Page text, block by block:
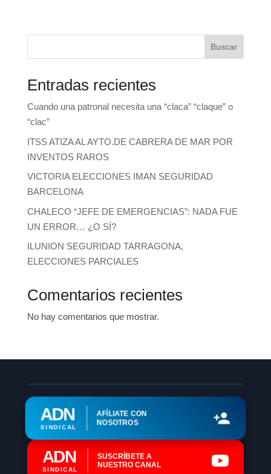
Buscar
Entradas recientes
Cuando una patronal necesita una “claca” “claque” o
“clac”
ITSS ATIZA AL AYTO.DE CABRERA DE MAR POR
INVENTOS RAROS
VICTORIA ELECCIONES IMAN SEGURIDAD
BARCELONA
CHALECO “JEFE DE EMERGENCIAS”: NADA FUE
UN ERROR… ¿O SÍ?
ILUNION SEGURIDAD TARRAGONA,
ELECCIONES PARCIALES
Comentarios recientes
No hay comentarios que mostrar.
ADN
SINDICAL
AFÍLIATE CON
NOSOTROS
ADN
SINDICAL
SUSCRÍBETE A
NUESTRO CANAL